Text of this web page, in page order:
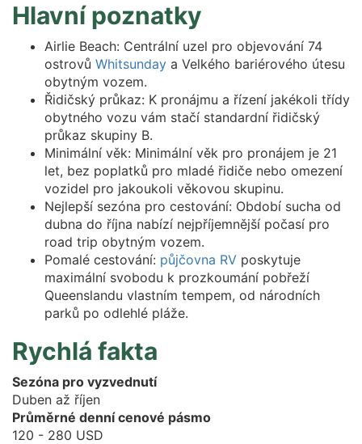
Hlavní poznatky
Airlie Beach: Centrální uzel pro objevování 74
ostrovů Whitsunday a Velkého bariérového útesu
obytným vozem.
Řidičský průkaz: K pronájmu a řízení jakékoli třídy
obytného vozu vám stačí standardní řidičský
průkaz skupiny B.
Minimální věk: Minimální věk pro pronájem je 21
let, bez poplatků pro mladé řidiče nebo omezení
vozidel pro jakoukoli věkovou skupinu.
Nejlepší sezóna pro cestování: Období sucha od
dubna do října nabízí nejpříjemnější počasí pro
road trip obytným vozem.
Pomalé cestování: půjčovna RV poskytuje
maximální svobodu k prozkoumání pobřeží
Queenslandu vlastním tempem, od národních
parků po odlehlé pláže.
Rychlá fakta
Sezóna pro vyzvednutí
Duben až říjen
Průměrné denní cenové pásmo
120 - 280 USD